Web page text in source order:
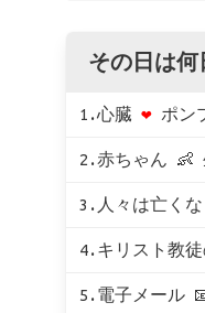
その日は
1.心臓 ❤ ポン
2.赤ちゃん 👶
3.人々は亡くな
4.キリスト教
5.電子メール